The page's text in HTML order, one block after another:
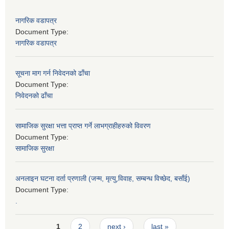
नागरिक वडापत्र
Document Type:
नागरिक वडापत्र
सूचना माग गर्न निवेदनको ढाँचा
Document Type:
निवेदनको ढाँचा
सामाजिक सुरक्षा भत्ता प्राप्त गर्ने लाभग्राहीहरुको विवरण
Document Type:
सामाजिक सुरक्षा
अनलाइन घटना दर्ता प्रणाली (जन्म, मृत्यु,विवाह, सम्बन्ध विच्छेद, बसाँई)
Document Type:
1 2 next › last »